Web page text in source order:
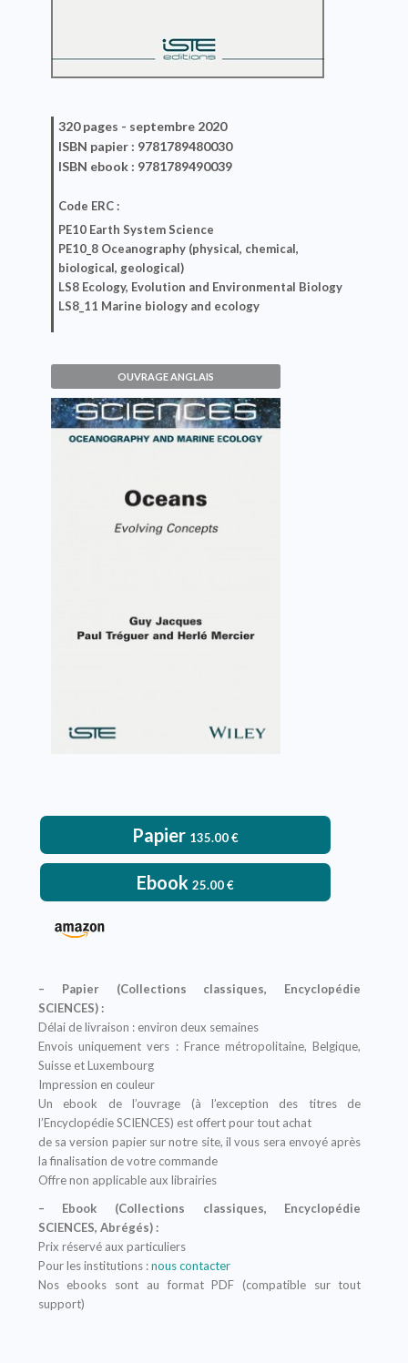
320 pages - septembre 2020
ISBN papier : 9781789480030
ISBN ebook : 9781789490039
Code ERC :
PE10 Earth System Science
PE10_8 Oceanography (physical, chemical,
biological, geological)
LS8 Ecology, Evolution and Environmental Biology
LS8_11 Marine biology and ecology
OUVRAGE ANGLAIS
Guy Jacques, Paul Tréguer, Herlé
Papier 135.00€
Ebook25.00€
– Papier (Collections classiques, Encyclopédie
SCIENCES) :
Délai de livraison : environ deux semaines
Envois uniquement vers : France métropolitaine, Belgique,
Suisse et Luxembourg
Impression en couleur
Un ebook de l’ouvrage (à l’exception des titres de
l’Encyclopédie SCIENCES) est offert pour tout achat
de sa version papier sur notre site, il vous sera envoyé après
la finalisation de votre commande
Offre non applicable aux librairies
– Ebook (Collections classiques, Encyclopédie
SCIENCES, Abrégés) :
Prix réservé aux particuliers
Pour les institutions :nous contacter
Nos ebooks sont au format PDF (compatible sur tout
support)